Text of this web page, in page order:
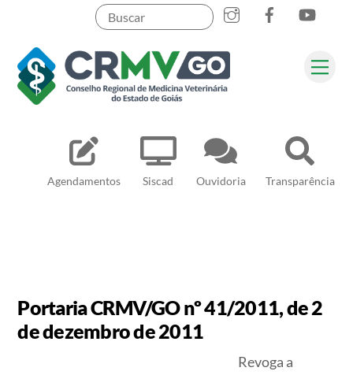
content
Agendamentos Siscad Ouvidoria Transparência
Pesquisar
Portaria CRMV/GO nº 41/2011, de 2
de dezembro de 2011
Revoga a